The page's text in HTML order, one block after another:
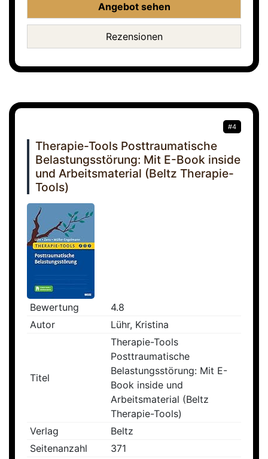
Angebot sehen
Rezensionen
#4
Therapie-Tools Posttraumatische
Belastungsstörung: Mit E-Book inside
und Arbeitsmaterial (Beltz Therapie-
Tools)
Bewertung
4.8
Autor
Lühr, Kristina
Titel
Therapie-Tools
Posttraumatische
Belastungsstörung: Mit E-
Book inside und
Arbeitsmaterial (Beltz
Therapie-Tools)
Verlag
Beltz
Seitenanzahl
371